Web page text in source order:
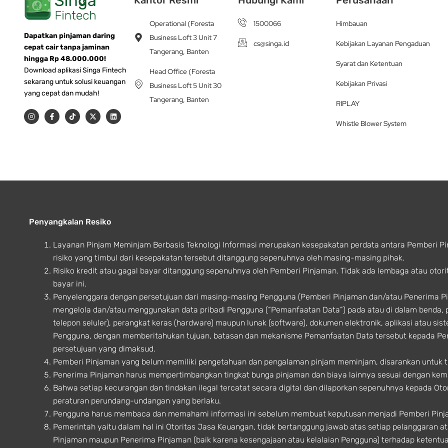
Dapatkan pinjaman daring
cepat cair tanpa jaminan
hingga Rp 48.000.000!
Download aplikasi Singa Fintech
sekarang untuk solusi keuangan
yang cepat dan mudah!
I
n
s
F
a
c
T
i
k
X
-
t
L
i
n
Operational (Foresta
Business Loft 3 Unit 7
Tangerang, Banten
Head Office (Foresta
Business Loft 5 Unit 30
Tangerang, Banten
1500066
cs@singa.id
Himbauan
Kebijakan Layanan Pengaduan
Syarat dan Ketentuan
Kebijakan Privasi
RIPLAY
Whistle Blower System
Penyangkalan Resiko
Layanan Pinjam Meminjam Berbasis Teknologi Informasi merupakan kesepakatan perdata antara Pemberi
risiko yang timbul dari kesepakatan tersebut ditanggung sepenuhnya oleh masing-masing pihak.
Risiko kredit atau gagal bayar ditanggung sepenuhnya oleh Pemberi Pinjaman. Tidak ada lembaga atau
bayar ini.
Penyelenggara dengan persetujuan dari masing-masing Pengguna (Pemberi Pinjaman dan/atau Penerima
mengelola dan/atau menggunakan data pribadi Pengguna (“Pemanfaatan Data”) pada atau di dalam
telepon seluler), perangkat keras (hardware) maupun lunak (software), dokumen elektronik, aplikasi atau
Pengguna, dengan memberitahukan tujuan, batasan dan mekanisme Pemanfaatan Data tersebut kepada
persetujuan yang dimaksud.
Pemberi Pinjaman yang belum memiliki pengetahuan dan pengalaman pinjam meminjam, disarankan untuk
Penerima Pinjaman harus mempertimbangkan tingkat bunga pinjaman dan biaya lainnya sesuai dengan
Bahwa setiap kecurangan dan tindakan ilegal tercatat secara digital dan dilaporkan sepenuhnya kepada
peraturan perundang-undangan yang berlaku.
Pengguna harus membaca dan memahami informasi ini sebelum membuat keputusan menjadi Pemberi
Pemerintah yaitu dalam hal ini Otoritas Jasa Keuangan, tidak bertanggung jawab atas setiap pelanggaran
Pinjaman maupun Penerima Pinjaman (baik karena kesengajaan atau kelalaian Pengguna) terhadap